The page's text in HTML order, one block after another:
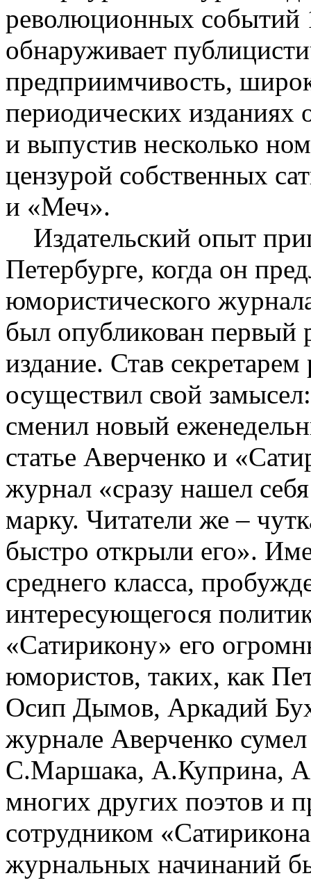
революционных событий
обнаруживает
предприимчивость,
периодических
и выпустив несколько
цензурой собственных
и «Меч».
Издательский опыт
Петербурге, когда он
юмористического
был опубликован первый
издание. Став
осуществил свой
сменил новый
статье Аверченко и
журнал «сразу нашел
марку. Читатели же –
быстро открыли его».
среднего класса,
интересующегося
«Сатирикону» его
юмористов, таких, как
Осип Дымов, Аркадий
журнале Аверченко
С.Маршака, А.Куприна,
многих других поэтов и
сотрудником
журнальных начинаний